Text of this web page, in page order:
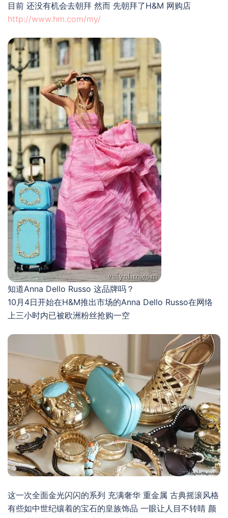
目前 还没有机会去朝拜 然而 先朝拜了H&M 网购店
http://www.hm.com/my/
知道Anna Dello Russo 这品牌吗？
10月4日开始在H&M推出市场的Anna Dello Russo在网络
上三小时内已被欧洲粉丝抢购一空
这一次全面金光闪闪的系列 充满奢华 重金属 古典摇滚风格
有些如中世纪镶着的宝石的皇族饰品 一眼让人目不转睛 颜